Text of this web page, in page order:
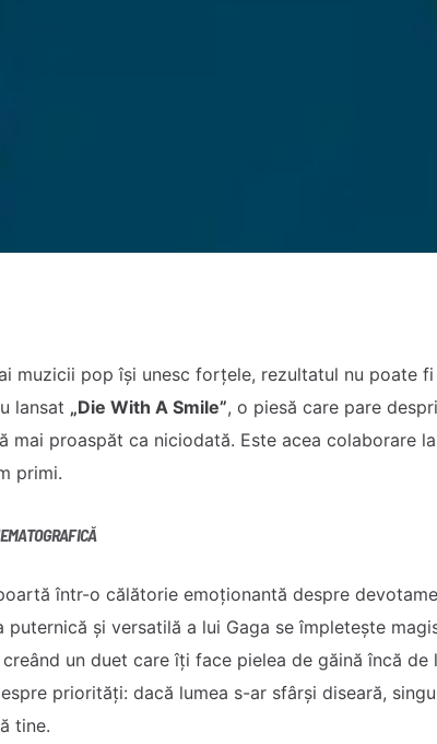
muzicii pop își unesc forțele, rezultatul nu poate
lansat „Die With A Smile”, o piesă care pare
mai proaspăt ca niciodată. Este acea colaborare
primi.
într-o călătorie emoționantă despre
puternică și versatilă a lui Gaga se împletește
un duet care îți face pielea de găină încă
priorități: dacă lumea s-ar sfârși diseară,
tine.